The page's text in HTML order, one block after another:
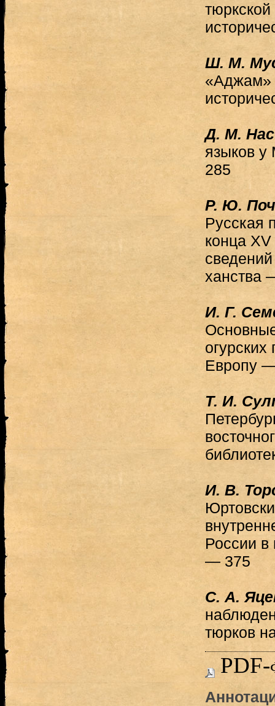
Ш. М.
«Аджам»
Д. М.
языков
285
Р. Ю.
Русская
конца
ханства
И. Г.
Европу
Т. И.
И. В.
России в
— 375
С. А.
тюрков
PDF-